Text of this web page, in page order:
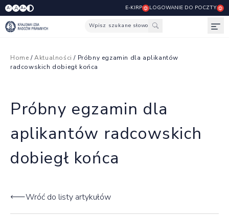
A- A A+ E-KIRP LOGOWANIE DO POCZTY
Wpisz szukane słowo
Home /Aktualności / Próbny egzamin dla aplikantów
radcowskich dobiegł końca
Próbny egzamin dla
aplikantów radcowskich
dobiegł końca
Wróć do listy artykułów